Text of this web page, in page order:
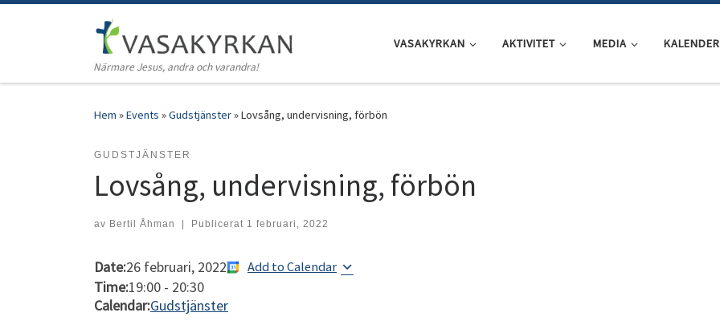
Hoppa till innehåll
Närmare Jesus, andra och varandra!
VASAKYRKAN AKTIVITET MEDIA KALENDER
Hem »Events »Gudstjänster»Lovsång, undervisning, förbön
GUDSTJÄNSTER
Lovsång, undervisning, förbön
av Bertil Åhman Publicerat 1 februari, 2022
Date:26 februari, 2022 Add to Calendar
Time:19:00 - 20:30
Calendar:Gudstjänster